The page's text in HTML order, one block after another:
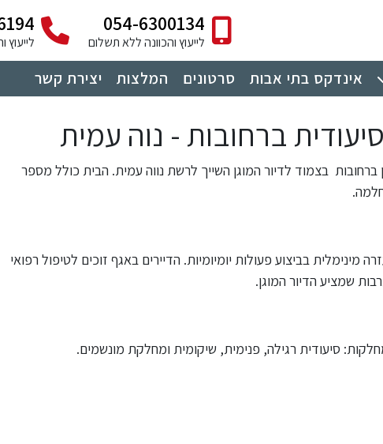
054-6300134
לייעוץ והכוונה ללא תשלום
אינדקס בתי אבות סרטונים המלצות יצירת קשר
ברחובות - נוה עמית
ברחובות בצמוד לדיור המוגן השייך לרשת נווה עמית. הבית כולל מספר
מינימלית בביצוע פעולות יומיומיות. הדיירים באגף זוכים לטיפול רפואי
שמציע הדיור המוגן.
סיעודית רגילה, פנימית, שיקומית ומחלקת מונשמים.